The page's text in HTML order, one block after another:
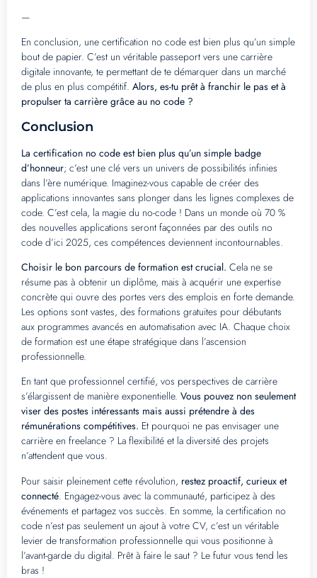
—
En conclusion, une certification no code est bien plus qu’un simple
bout de papier. C’est un véritable passeport vers une carrière
digitale innovante, te permettant de te démarquer dans un marché
de plus en plus compétitif. Alors, es-tu prêt à franchir le pas et à
propulser ta carrière grâce au no code ?
Conclusion
La certification no code est bien plus qu’un simple badge
d’honneur; c’est une clé vers un univers de possibilités infinies
dans l’ère numérique. Imaginez-vous capable de créer des
applications innovantes sans plonger dans les lignes complexes de
code. C’est cela, la magie du no-code ! Dans un monde où 70 %
des nouvelles applications seront façonnées par des outils no
code d’ici 2025, ces compétences deviennent incontournables.
Choisir le bon parcours de formation est crucial. Cela ne se
résume pas à obtenir un diplôme, mais à acquérir une expertise
concrète qui ouvre des portes vers des emplois en forte demande.
Les options sont vastes, des formations gratuites pour débutants
aux programmes avancés en automatisation avec IA. Chaque choix
de formation est une étape stratégique dans l’ascension
professionnelle.
En tant que professionnel certifié, vos perspectives de carrière
s’élargissent de manière exponentielle. Vous pouvez non seulement
viser des postes intéressants mais aussi prétendre à des
rémunérations compétitives. Et pourquoi ne pas envisager une
carrière en freelance ? La flexibilité et la diversité des projets
n’attendent que vous.
Pour saisir pleinement cette révolution, restez proactif, curieux et
connecté. Engagez-vous avec la communauté, participez à des
événements et partagez vos succès. En somme, la certification no
code n’est pas seulement un ajout à votre CV, c’est un véritable
levier de transformation professionnelle qui vous positionne à
l’avant-garde du digital. Prêt à faire le saut ? Le futur vous tend les
bras !